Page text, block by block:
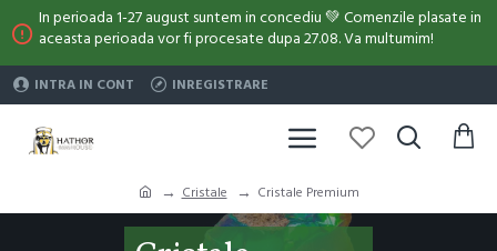
In perioada 1-27 august suntem in concediu 💚 Comenzile plasate in
aceasta perioada vor fi procesate dupa 27.08. Va multumim!
INTRA IN CONT INREGISTRARE
Cristale Cristale Premium